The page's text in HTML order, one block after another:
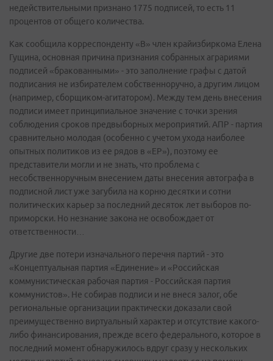
недействительными признано 1775 подписей, то есть 11
процентов от общего количества.
Как сообщила корреспонденту «В» член крайизбиркома Елена
Гущина, основная причина признания собранных аграриями
подписей «бракованными» - это заполнение графы с датой
подписания не избирателем собственноручно, а другим лицом
(например, сборщиком-агитатором). Между тем день внесения
подписи имеет принципиальное значение с точки зрения
соблюдения сроков предвыборных мероприятий. АПР - партия
сравнительно молодая (особенно с учетом ухода наиболее
опытных политиков из ее рядов в «ЕР»), поэтому ее
представители могли и не знать, что проблема с
несобственноручным внесением даты внесения автографа в
подписной лист уже загубила на корню десятки и сотни
политических карьер за последний десяток лет выборов по-
приморски. Но незнание закона не освобождает от
ответственности…
Другие две потери изначального перечня партий - это
«Концептуальная партия «Единение» и «Российская
коммунистическая рабочая партия - Российская партия
коммунистов». Не собирав подписи и не внеся залог, обе
региональные организации практически доказали свой
преимущественно виртуальный характер и отсутствие какого-
либо финансирования, прежде всего федерального, которое в
последний момент обнаружилось вдруг сразу у нескольких